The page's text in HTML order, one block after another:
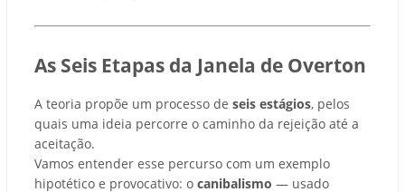
As Seis Etapas da Janela de Overton
A teoria propõe um processo de seis estágios, pelos
quais uma ideia percorre o caminho da rejeição até a
aceitação.
Vamos entender esse percurso com um exemplo
hipotético e provocativo: o canibalismo — usado